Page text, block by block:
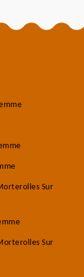
Sur
Sur